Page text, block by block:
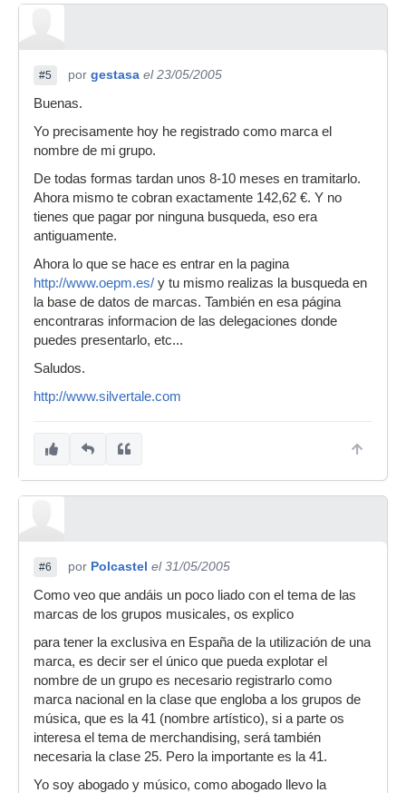
#5 por gestasa el 23/05/2005
Buenas.
Yo precisamente hoy he registrado como marca el
nombre de mi grupo.
De todas formas tardan unos 8-10 meses en tramitarlo.
Ahora mismo te cobran exactamente 142,62 €. Y no
tienes que pagar por ninguna busqueda, eso era
antiguamente.
Ahora lo que se hace es entrar en la pagina
http://www.oepm.es/ y tu mismo realizas la busqueda en
la base de datos de marcas. También en esa página
encontraras informacion de las delegaciones donde
puedes presentarlo, etc...
Saludos.
http://www.silvertale.com
#6 por Polcastel el 31/05/2005
Como veo que andáis un poco liado con el tema de las
marcas de los grupos musicales, os explico
para tener la exclusiva en España de la utilización de una
marca, es decir ser el único que pueda explotar el
nombre de un grupo es necesario registrarlo como
marca nacional en la clase que engloba a los grupos de
música, que es la 41 (nombre artístico), si a parte os
interesa el tema de merchandising, será también
necesaria la clase 25. Pero la importante es la 41.
Yo soy abogado y músico, como abogado llevo la